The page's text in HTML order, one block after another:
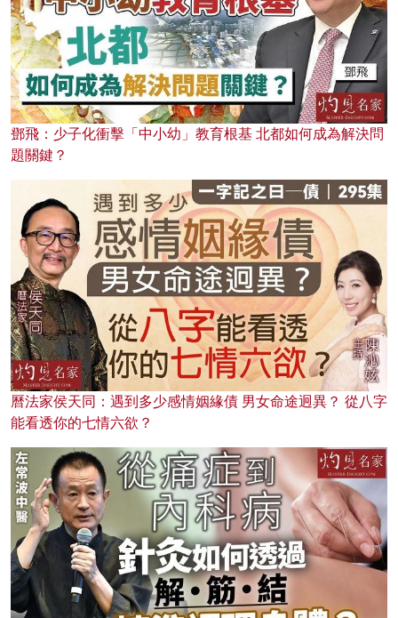
鄧飛：少子化衝擊「中小幼」教育根基 北都如何成為解決問
題關鍵？
曆法家侯天同：遇到多少感情姻緣債 男女命途迥異？ 從八字
能看透你的七情六欲？